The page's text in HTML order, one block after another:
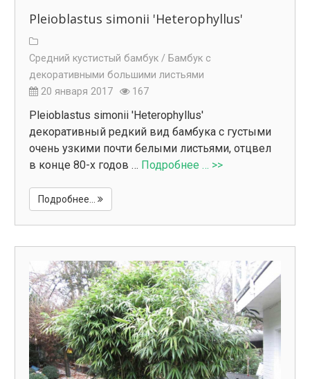
Pleioblastus simonii 'Heterophyllus'
Средний кустистый бамбук / Бамбук с
декоративными большими листьями
20 января 2017
167
Pleioblastus simonii 'Heterophyllus'
декоративный редкий вид бамбука с густыми
очень узкими почти белыми листьями, отцвел
в конце 80-х годов … Подробнее … >>
Подробнее...